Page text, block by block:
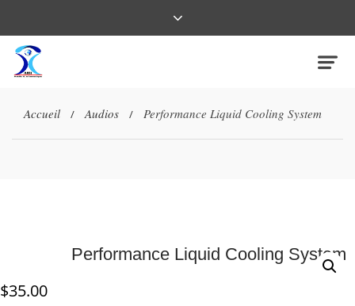
Accueil / Audios / Performance Liquid Cooling System
Performance Liquid Cooling System
$35.00